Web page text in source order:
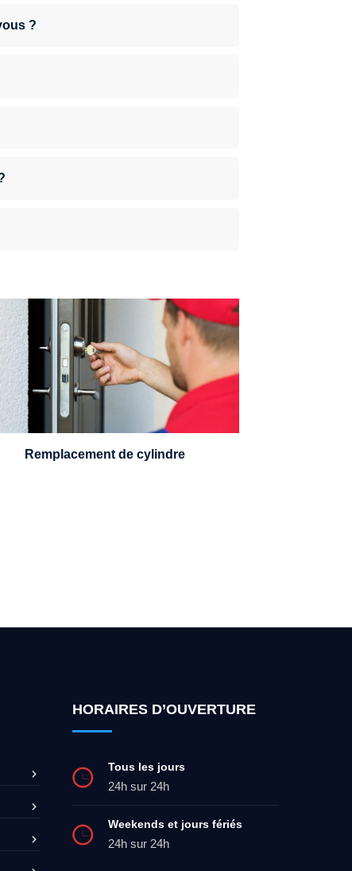
?
serrurier sera en mesure de choisir et
remplacer un cylindre standard, à 5
leviers ou à 3 leviers, Mul-T-Lock ou
encore multipoints.
Remplacement de cylindre
HORAIRES D’OUVERTURE
Tous les jours
24h sur 24h
Weekends et jours fériés
24h sur 24h